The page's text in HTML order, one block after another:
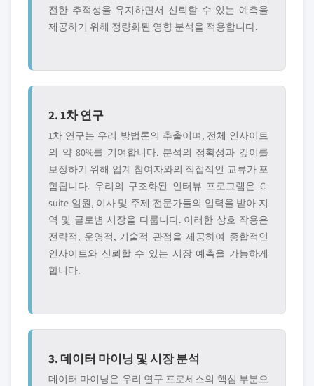
전한 추적성을 유지하면서 신뢰할 수 있는 예측을
제공하기 위해 정량화된 영향 분석을 적용합니다.
2. 1차 연구
1차 연구는 우리 방법론의 추출이며, 전체 인사이트
의 약 80%를 기여합니다. 분석의 정확성과 깊이를
보장하기 위해 업계 참여자와의 직접적인 교류가 포
함됩니다. 우리의 구조화된 인터뷰 프로그램은 C-
suite 임원, 이사 및 주제 전문가들의 입력을 받아 지
역 및 글로볌 시장을 다룹니다. 이러한 상호 작용은
전략적, 운영적, 기술적 관점을 제공하여 종합적인
인사이트와 신뢰할 수 있는 시장 예측을 가능하게
합니다.
3. 데이터 마이닝 및 시장 분석
데이터 마이닝은 우리 연구 프로세스의 핵심 부분으